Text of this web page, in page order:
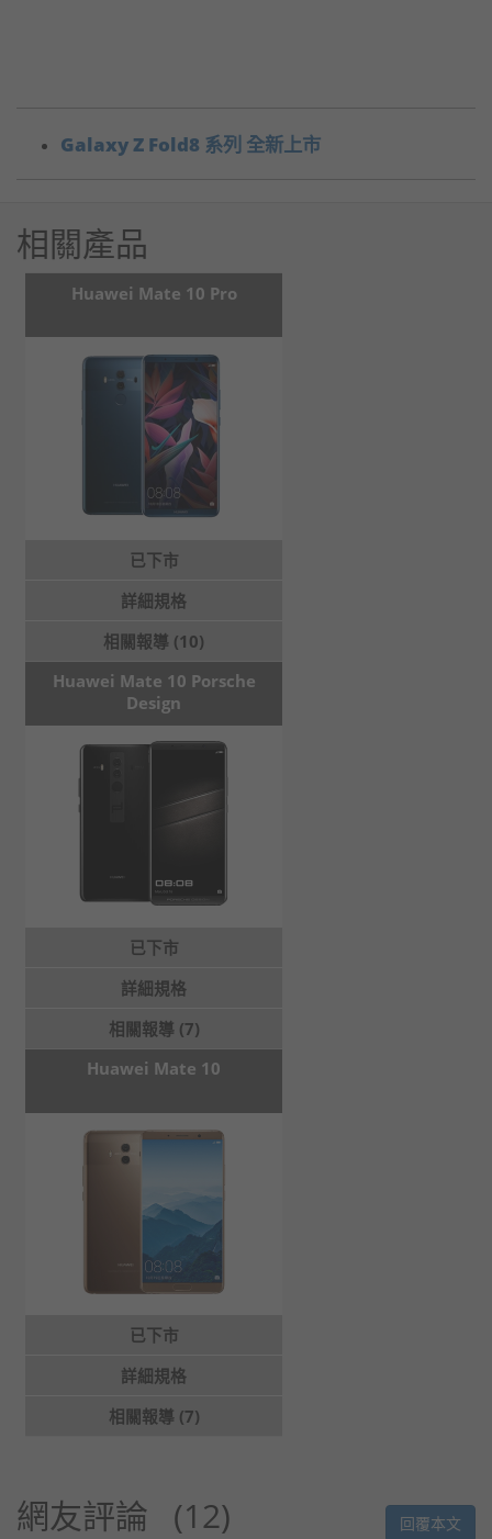
Galaxy Z Fold8 系列 全新上市
相關產品
Huawei Mate 10 Pro
已下市
詳細規格
相關報導 (10)
Huawei Mate 10 Porsche
Design
已下市
詳細規格
相關報導 (7)
Huawei Mate 10
已下市
詳細規格
相關報導 (7)
網友評論 12 回覆本文